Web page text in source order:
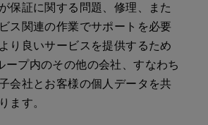
保証に関する問題、修理、また
ス関連の作業でサポートを必要
り良いサービスを提供するため
ープ内のその他の会社、すなわち
会社とお客様の個人データを共
ます。